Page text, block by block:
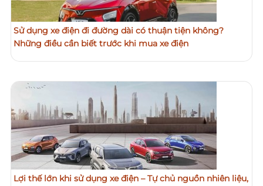
Sử dụng xe điện đi đường dài có thuận tiện không?
Những điều cần biết trước khi mua xe điện
Lợi thế lớn khi sử dụng xe điện – Tự chủ nguồn nhiên liệu,